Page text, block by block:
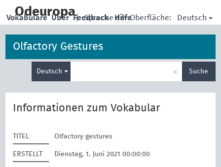
main
Odeuropa| Sprache der Oberfläche: Deutsch
Vokabulare Über Feedback Hilfe
Olfactory Gestures
Deutsch × Suche
Informationen zum Vokabular
TITEL Olfactory gestures
ERSTELLT Dienstag, 1. Juni 2021 00:00:00